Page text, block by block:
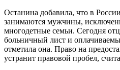
Останина добавила, что в
занимаются мужчины,
многодетные семьи. Сегодня
больничный лист и
отметила она. Право на
устранит правовой пробел,